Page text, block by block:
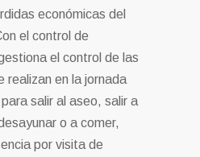
económicas del
el control de
el control de las
realizan en la jornada
salir al aseo, salir a
o a comer,
por visita de